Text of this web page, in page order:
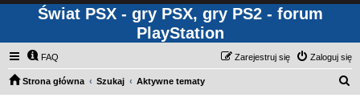
Świat PSX - gry PSX, gry PS2 - forum
PlayStation
FAQ Zaloguj się
Zarejestruj się
Strona główna Szukaj Aktywne tematy